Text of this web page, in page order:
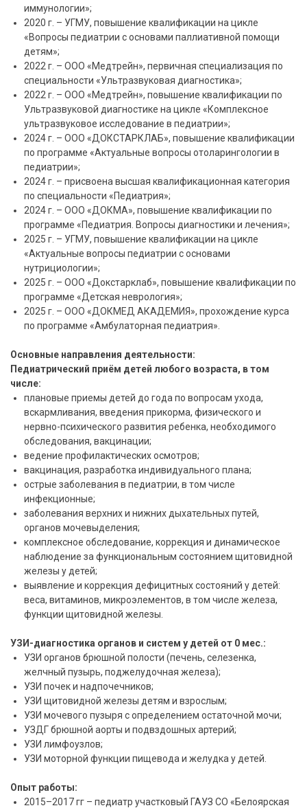
иммунологии»;
2020 г. – УГМУ, повышение квалификации на цикле
«Вопросы педиатрии с основами паллиативной помощи
детям»;
2022 г. – ООО «Медтрейн», первичная специализация по
специальности «Ультразвуковая диагностика»;
2022 г. – ООО «Медтрейн», повышение квалификации по
Ультразвуковой диагностике на цикле «Комплексное
ультразвуковое исследование в педиатрии»;
2024 г. – ООО «ДОКСТАРКЛАБ», повышение квалификации
по программе «Актуальные вопросы отоларингологии в
педиатрии»;
2024 г. – присвоена высшая квалификационная категория
по специальности «Педиатрия»;
2024 г. – ООО «ДОКМА», повышение квалификации по
программе «Педиатрия. Вопросы диагностики и лечения»;
2025 г. – УГМУ, повышение квалификации на цикле
«Актуальные вопросы педиатрии с основами
нутрициологии»;
2025 г. – ООО «Докстарклаб», повышение квалификации по
программе «Детская неврология»;
2025 г. – ООО «ДОКМЕД АКАДЕМИЯ», прохождение курса
по программе «Амбулаторная педиатрия».
Основные направления деятельности:
Педиатрический приём детей любого возраста, в том
числе:
плановые приемы детей до года по вопросам ухода,
вскармливания, введения прикорма, физического и
нервно-психического развития ребенка, необходимого
обследования, вакцинации;
ведение профилактических осмотров;
вакцинация, разработка индивидуального плана;
острые заболевания в педиатрии, в том числе
инфекционные;
заболевания верхних и нижних дыхательных путей,
органов мочевыделения;
комплексное обследование, коррекция и динамическое
наблюдение за функциональным состоянием щитовидной
железы у детей;
выявление и коррекция дефицитных состояний у детей:
веса, витаминов, микроэлементов, в том числе железа,
функции щитовидной железы.
УЗИ-диагностика органов и систем у детей от 0 мес.:
УЗИ органов брюшной полости (печень, селезенка,
желчный пузырь, поджелудочная железа);
УЗИ почек и надпочечников;
УЗИ щитовидной железы детям и взрослым;
УЗИ мочевого пузыря с определением остаточной мочи;
УЗДГ брюшной аорты и подвздошных артерий;
УЗИ лимфоузлов;
УЗИ моторной функции пищевода и желудка у детей.
Опыт работы:
2015–2017 гг – педиатр участковый ГАУЗ СО «Белоярская